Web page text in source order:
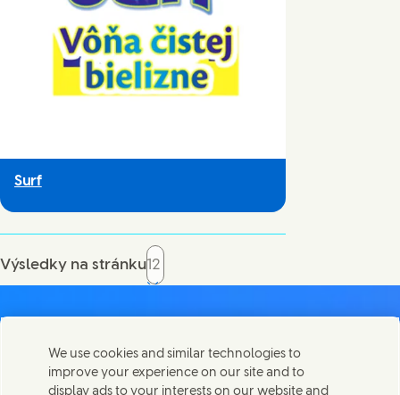
Surf
Výsledky na stránku
Kontaktujte nás
We use cookies and similar technologies to
improve your experience on our site and to
display ads to your interests on our website and